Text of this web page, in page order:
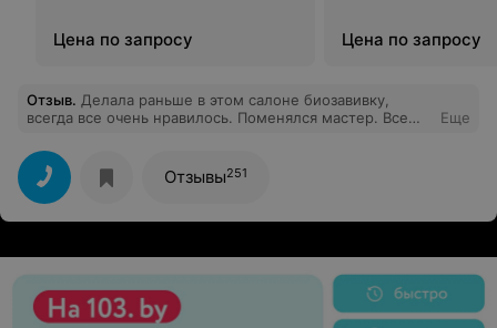
Цена по запросу Цена по запросу
Отзыв. Делала раньше в этом салоне биозавивку,
всегда все очень нравилось. Поменялся мастер. Все
полтора часа сделали шикарные локаны. Я в восторге.
Фото то что у меня получилось выкладываю. Еще раз
огромное вам спасибо!
Еще
Отзывы251